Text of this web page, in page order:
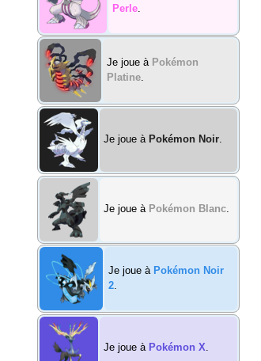
Perle
Je joue à Pokémon
Platine.
Je joue à Pokémon Noir.
Je joue à Pokémon Blanc
Je joue à Pokémon Noir
2.
Je joue à Pokémon X